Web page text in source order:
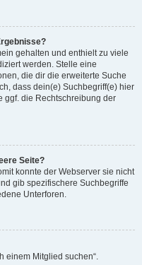
gehalten und enthielt zu viele
werden. Stelle eine
die dir die erweiterte Suche
dass dein(e) Suchbegriff(e) hier
ggf. die Rechtschreibung der
Seite?
konnte der Webserver sie nicht
gib spezifischere Suchbegriffe
Unterforen.
einem Mitglied suchen“.